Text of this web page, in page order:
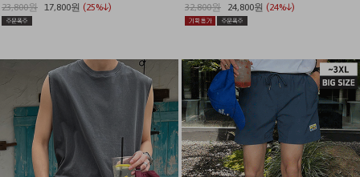
23,800원 17,800원 (25%↓)
32,800원
24,800원 (24%↓)